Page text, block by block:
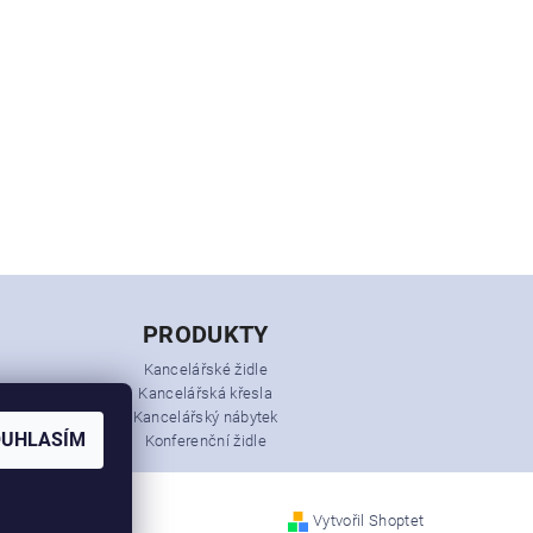
PRODUKTY
Kancelářské židle
Kancelářská křesla
Kancelářský nábytek
Konferenční židle
Vytvořil Shoptet